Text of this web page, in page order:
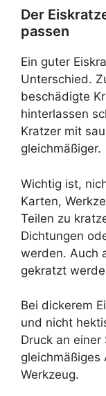
Der
passen
Ein guter
Unterschied.
beschädigte
hinterlassen
Kratzer mit
gleichmäßiger.
Wichtig ist,
Karten,
Teilen zu
Dichtungen
werden. Auch
gekratzt
Bei dickerem
und nicht
Druck an
gleichmäßiges
Werkzeug.